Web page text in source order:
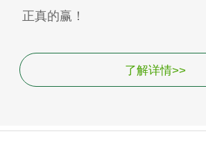
正真的赢！
了解详情>>